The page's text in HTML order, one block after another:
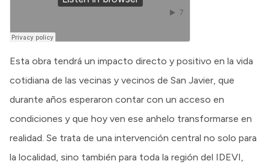
Esta obra tendrá un impacto directo y positivo en la vida
cotidiana de las vecinas y vecinos de San Javier, que
durante años esperaron contar con un acceso en
condiciones y que hoy ven ese anhelo transformarse en
realidad. Se trata de una intervención central no solo para
la localidad, sino también para toda la región del IDEVI,